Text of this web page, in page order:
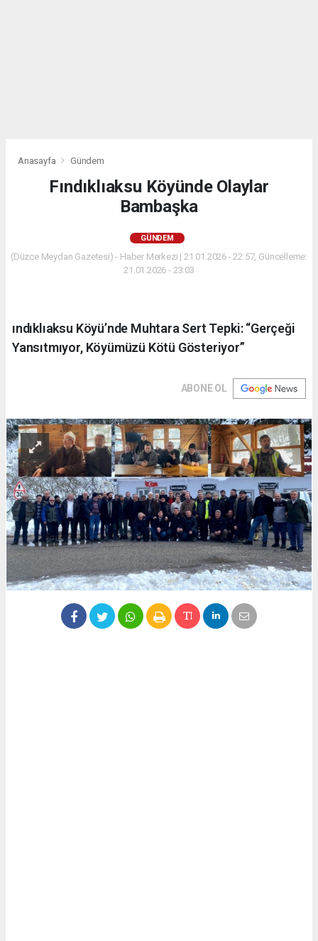
Anasayfa Gündem
Fındıklıaksu Köyünde Olaylar
Bambaşka
GÜNDEM
(Düzce Meydan Gazetesi) - Haber Merkezi | 21.01.2026 - 22:57, Güncelleme:
21.01.2026 - 23:03
ındıklıaksu Köyü’nde Muhtara Sert Tepki: “Gerçeği
Yansıtmıyor, Köyümüzü Kötü Gösteriyor”
ABONE OL